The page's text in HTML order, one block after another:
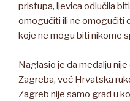
pristupa, ljevica odlučila
omogućiti ili ne omogućiti
koje ne mogu biti nikome
Naglasio je da medalju
Zagreba, već Hrvatska
Zagreb nije samo grad u